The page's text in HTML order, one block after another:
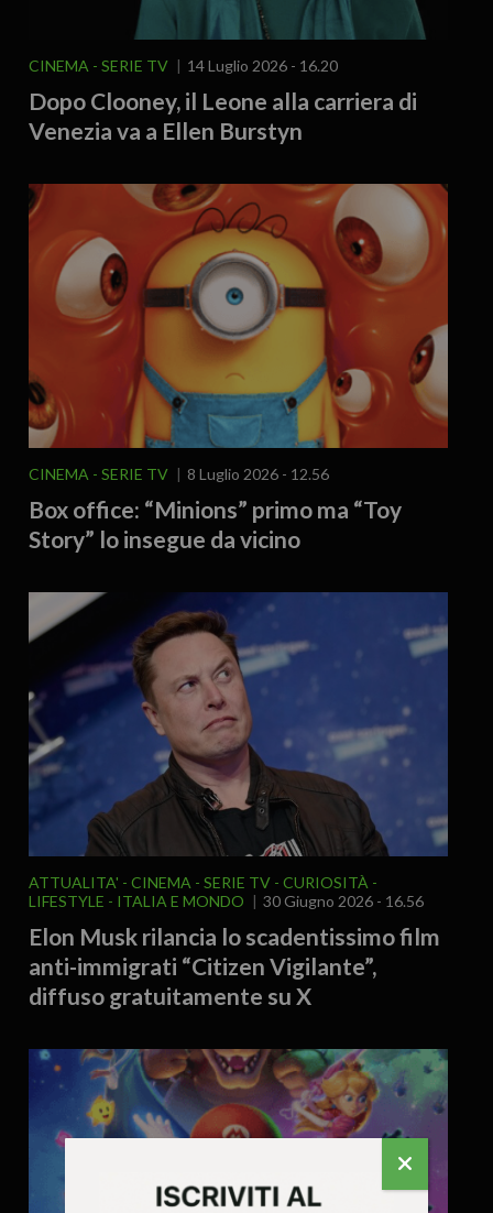
CINEMA - SERIE TV 14 Luglio 2026 - 16.20
Dopo Clooney, il Leone alla carriera di
Venezia va a Ellen Burstyn
CINEMA - SERIE TV 8 Luglio 2026 - 12.56
Box office: “Minions” primo ma “Toy
Story” lo insegue da vicino
ATTUALITA' CINEMA - SERIE TV
CURIOSITÀ -
LIFESTYLE
ITALIA E MONDO 30 Giugno 2026 - 16.56
Elon Musk rilancia lo scadentissimo film
anti-immigrati “Citizen Vigilante”,
diffuso gratuitamente su X